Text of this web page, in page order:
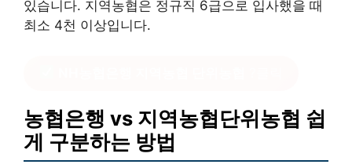
있습니다. 지역농협은 정규직 6급으로 입사했을 때
최소 4천 이상입니다.
농협은행 vs 지역농협단위농협 쉽
게 구분하는 방법